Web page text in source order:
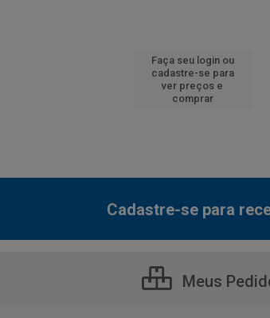
Faça seu login ou
cadastre-se para
ver preços e
comprar
Cadastre-se para
Meus